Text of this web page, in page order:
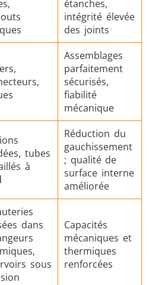
étanches,
intégrité élevée
des joints
Assemblages
parfaitement
sécurisés,
fiabilité
mécanique
tubes
à
Réduction du
gauchissement
; qualité de
surface interne
améliorée
dans
sous
Capacités
mécaniques et
thermiques
renforcées